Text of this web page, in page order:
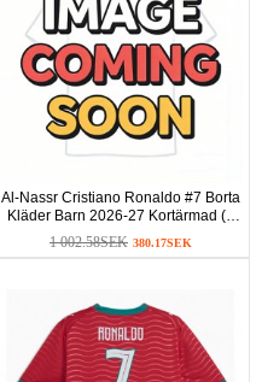
Al-Nassr Cristiano Ronaldo #7 Borta
Kläder Barn 2026-27 Kortärmad (+
Korta byxor)
1 002.58SEK 380.17SEK